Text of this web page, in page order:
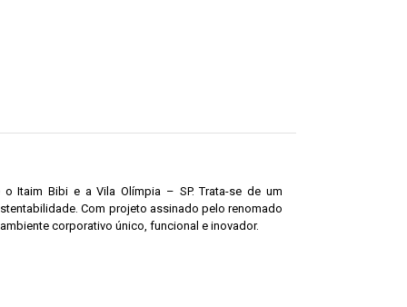
Itaim Bibi e a Vila Olímpia – SP. Trata-se de um
Com projeto assinado pelo renomado
corporativo único, funcional e inovador.